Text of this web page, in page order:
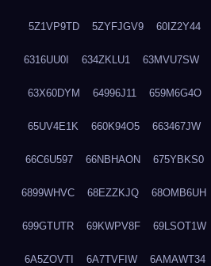
5Z1VP9TD 5ZYFJGV9 60IZ2Y44
6316UU0I 634ZKLU1 63MVU7SW
63X60DYM 64996J11 659M6G4O
65UV4E1K 660K94O5 663467JW
66C6U597 66NBHAON 675YBKS0
6899WHVC 68EZZKJQ 68OMB6UH
699GTUTR 69KWPV8F 69LSOT1W
6A5ZOVTI 6A7TVFIW 6AMAWT34